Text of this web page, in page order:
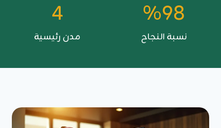
%98
نسبة النجاح
4
مدن رئيسية